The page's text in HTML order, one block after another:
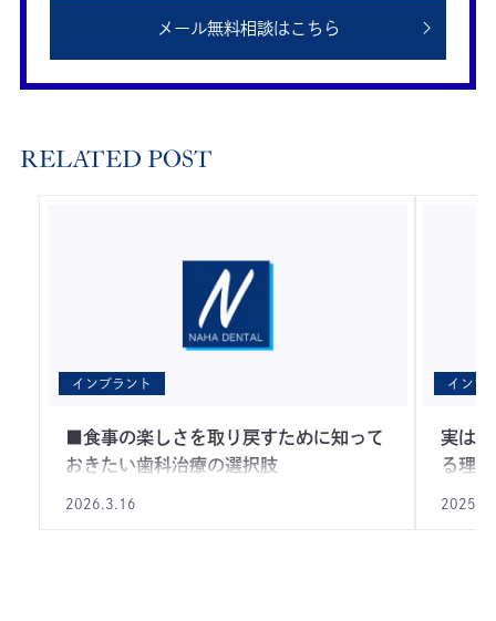
メール無料相談はこちら
RELATED POST
インプラント
■食事の楽しさを取り戻すために知って
おきたい歯科治療の選択肢
2026.3.16
インプ
実は
る理